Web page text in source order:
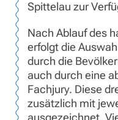
Spittelau zur
Nach Ablauf des
erfolgt die
durch die
auch durch eine
Fachjury. Diese
zusätzlich mit
ausgezeichnet.